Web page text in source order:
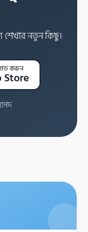
শেখার নতুন কিছু।
করুন